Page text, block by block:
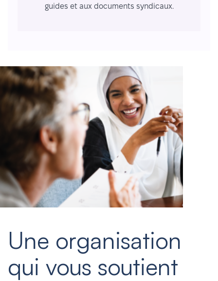
guides et aux documents syndicaux.
Une organisation
qui vous soutient